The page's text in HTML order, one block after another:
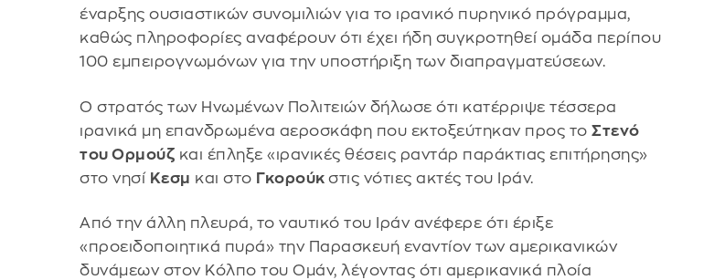
έναρξης ουσιαστικών συνομιλιών για το ιρανικό πυρηνικό πρόγραμμα,
καθώς πληροφορίες αναφέρουν ότι έχει ήδη συγκροτηθεί ομάδα περίπου
100 εμπειρογνωμόνων για την υποστήριξη των διαπραγματεύσεων.
Ο στρατός των Ηνωμένων Πολιτειών δήλωσε ότι κατέρριψε τέσσερα
ιρανικά μη επανδρωμένα αεροσκάφη που εκτοξεύτηκαν προς τοΣτενό
του Ορμούζ και έπληξε «ιρανικές θέσεις ραντάρ παράκτιας επιτήρησης»
στο νησί Κεσμ και στο Γκορούκστις νότιες ακτές του Ιράν.
Από την άλλη πλευρά, το ναυτικό του Ιράν ανέφερε ότι έριξε
«προειδοποιητικά πυρά» την Παρασκευή εναντίον των αμερικανικών
δυνάμεων στον Κόλπο του Ομάν, λέγοντας ότι αμερικανικά πλοία